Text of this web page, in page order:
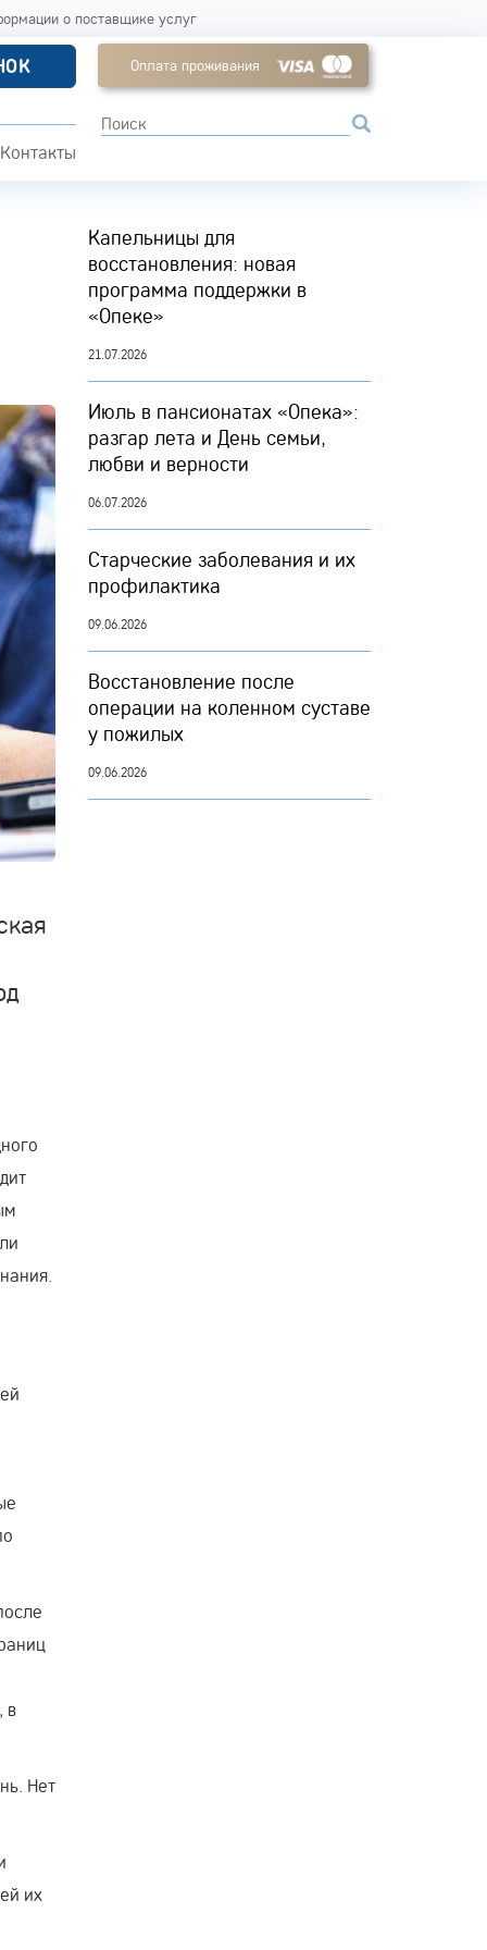
о поставщике услуг
Контакты
Оплата проживания
в
Нет
их
Капельницы для
восстановления: новая
программа поддержки в
«Опеке»
21.07.2026
Июль в пансионатах «Опека»:
разгар лета и День семьи,
любви и верности
06.07.2026
Старческие заболевания и их
профилактика
09.06.2026
Восстановление после
операции на коленном суставе
у пожилых
09.06.2026